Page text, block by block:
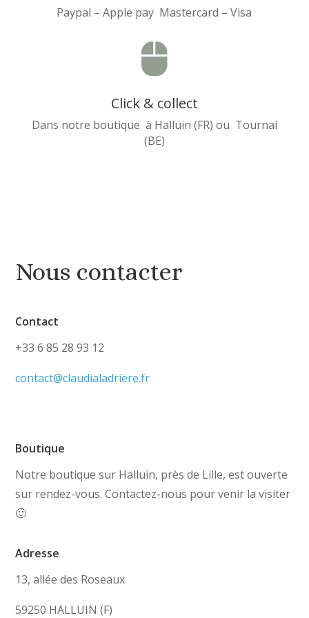
Paypal – Apple pay Mastercard – Visa

Click & collect
Dans notre boutique à Halluin (FR) ou Tournai
(BE)
Nous contacter
Contact
+33 6 85 28 93 12
contact@claudialadriere.fr
Boutique
Notre boutique sur Halluin, près de Lille, est ouverte
sur rendez-vous. Contactez-nous pour venir la visiter
🙂
Adresse
13, allée des Roseaux
59250 HALLUIN (F)